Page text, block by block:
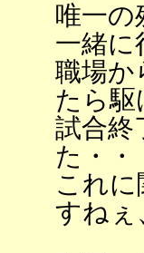
唯一の
一緒に
職場か
たら
試合終
た・・
これ
すねぇ